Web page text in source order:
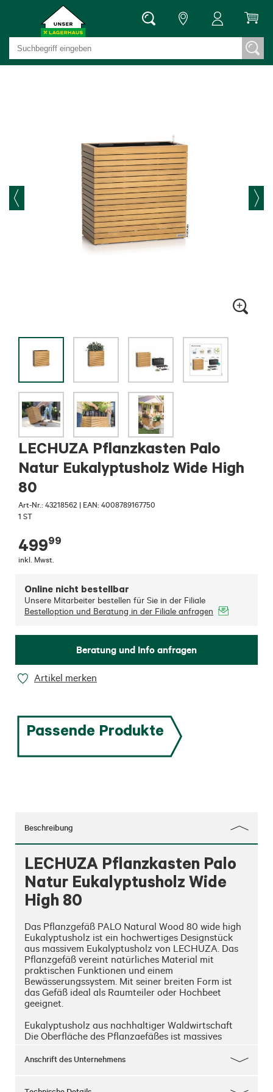
LECHUZA Pflanzkasten Palo
Natur Eukalyptusholz Wide High
80
Art-Nr.: 43218562 | EAN: 4008789167750
1 ST
49999
inkl. Mwst.
Online nicht bestellbar
Unsere Mitarbeiter bestellen für Sie in der Filiale
Bestelloption und Beratung in der Filiale anfragen
Beratung und Info anfragen
Artikel merken
Passende Produkte
Beschreibung
LECHUZA Pflanzkasten Palo
Natur Eukalyptusholz Wide
High 80
Das Pflanzgefäß PALO Natural Wood 80 wide high
Eukalyptusholz ist ein hochwertiges Designstück
aus massivem Eukalyptusholz von LECHUZA. Das
Pflanzgefäß vereint natürliches Material mit
praktischen Funktionen und einem
Bewässerungssystem. Mit seiner breiten Form ist
das Gefäß ideal als Raumteiler oder Hochbeet
geeignet.
Eukalyptusholz aus nachhaltiger Waldwirtschaft
Die Oberfläche des Pflanzgefäßes ist massives
betont die einzigartige Maserung und unterstreicht
Anschrift des Unternehmens